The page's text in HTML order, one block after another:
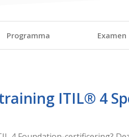
Programma Examen
ITIL® 4